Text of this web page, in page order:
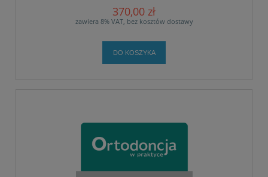
370,00 zł
zawiera 8% VAT, bez kosztów dostawy
DO KOSZYKA